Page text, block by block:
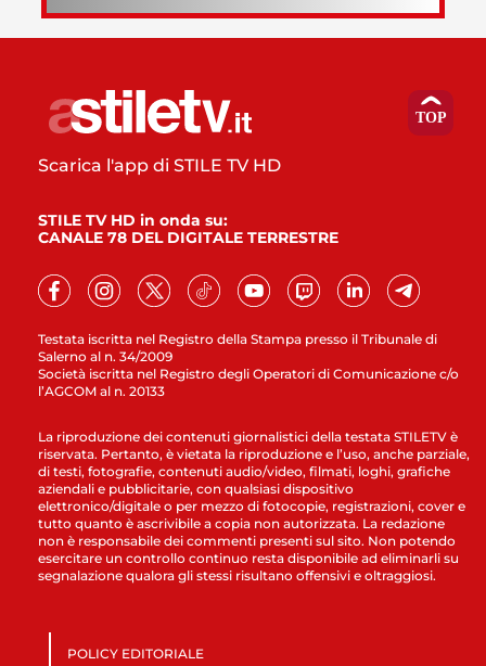
Testata iscritta nel Registro della Stampa presso il Tribunale di
Salerno al n. 34/2009
Società iscritta nel Registro degli Operatori di Comunicazione c/o
l’AGCOM al n. 20133
Scarica l'app di STILE TV HD
STILE TV HD in onda su:
CANALE 78 DEL DIGITALE TERRESTRE
La riproduzione dei contenuti giornalistici della testata STILETV è
riservata. Pertanto, è vietata la riproduzione e l’uso, anche parziale,
di testi, fotografie, contenuti audio/video, filmati, loghi, grafiche
aziendali e pubblicitarie, con qualsiasi dispositivo
elettronico/digitale o per mezzo di fotocopie, registrazioni, cover e
tutto quanto è ascrivibile a copia non autorizzata. La redazione
non è responsabile dei commenti presenti sul sito. Non potendo
esercitare un controllo continuo resta disponibile ad eliminarli su
segnalazione qualora gli stessi risultano offensivi e oltraggiosi.
POLICY EDITORIALE